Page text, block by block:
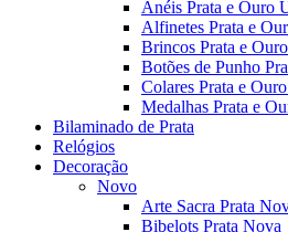
Anéis Prata e Ouro
Alfinetes Prata e
Brincos Prata e
Botões de Punho
Colares Prata e
Medalhas Prata e
Bilaminado de Prata
Relógios
Decoração
Novo
Arte Sacra Prata
Bibelots Prata Nova